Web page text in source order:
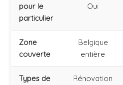
pour le
particulier
Oui
Zone
couverte
Belgique
entière
Types de
Rénovation